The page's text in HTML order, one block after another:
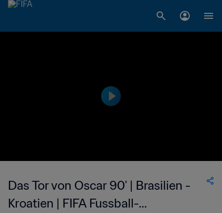
Das Tor von Oscar 90' | Brasilien -
Kroatien | FIFA Fussball-